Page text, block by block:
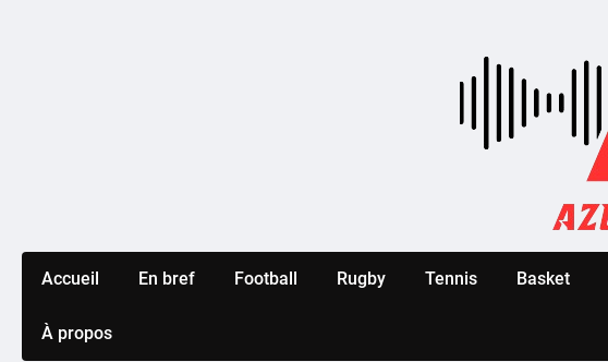
Accueil En bref Football Rugby Tennis Basket
À propos